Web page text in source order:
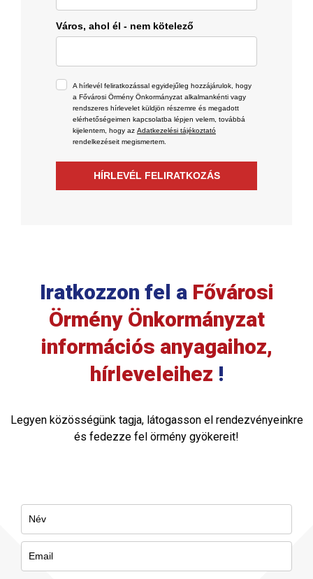
Város, ahol él - nem kötelező
A hírlevél feliratkozással egyidejűleg hozzájárulok, hogy
a Fővárosi Örmény Önkormányzat alkalmankénti vagy
rendszeres hírlevelet küldjön részemre és megadott
elérhetőségeimen kapcsolatba lépjen velem, továbbá
kijelentem, hogy az Adatkezelési tájékoztató
rendelkezéseit megismertem.
HÍRLEVÉL FELIRATKOZÁS
Iratkozzon fel a Fővárosi
Örmény Önkormányzat
információs anyagaihoz,
hírleveleihez !
Legyen közösségünk tagja, látogasson el rendezvényeinkre
és fedezze fel örmény gyökereit!